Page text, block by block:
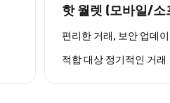
핫 월렛 (모바일/소
편리한 거래, 보안 업데
적합 대상 정기적인 거래